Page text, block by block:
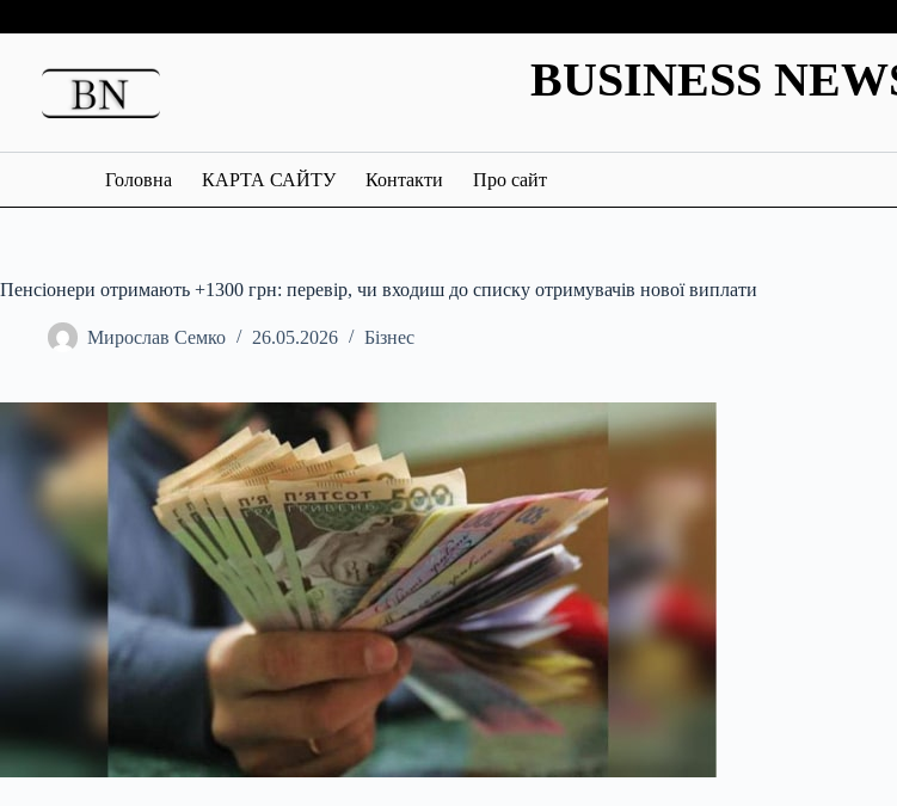
до
BUSINESS
Головна КАРТА САЙТУ Контакти Про сайт
Пенсіонери отримають +1300 грн: перевір, чи входиш до списку отримувачів нової виплати
Мирослав Семко 26.05.2026 Бізнес